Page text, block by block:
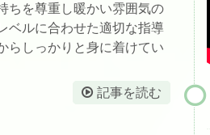
ちを尊重し暖かい雰囲気の
ベルに合わせた適切な指導
らしっかりと身に着けてい
記事を読む